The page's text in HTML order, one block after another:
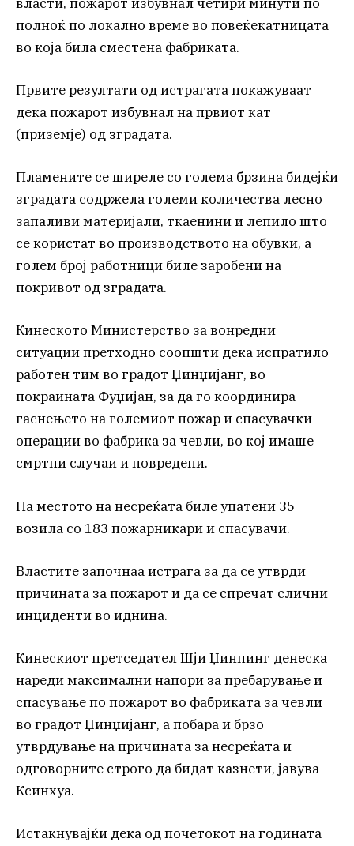
полноќ по локално време во повеќекатницата
во која била сместена фабриката.
Првите резултати од истрагата покажуваат
дека пожарот избувнал на првиот кат
(приземје) од зградата.
Пламените се ширеле со голема брзина бидејќи
зградата содржела големи количества лесно
запаливи материјали, ткаенини и лепило што
се користат во производството на обувки, а
голем број работници биле заробени на
покривот од зградата.
Кинеското Министерство за вонредни
ситуации претходно соопшти дека испратило
работен тим во градот Џинџијанг, во
покраината Фуџијан, за да го координира
гаснењето на големиот пожар и спасувачки
операции во фабрика за чевли, во кој имаше
смртни случаи и повредени.
На местото на несреќата биле упатени 35
возила со 183 пожарникари и спасувачи.
Властите започнаа истрага за да се утврди
причината за пожарот и да се спречат слични
инциденти во иднина.
Кинескиот претседател Шји Џинпинг денеска
нареди максимални напори за пребарување и
спасување по пожарот во фабриката за чевли
во градот Џинџијанг, а побара и брзо
утврдување на причината за несреќата и
одговорните строго да бидат казнети, јавува
Ксинхуа.
Истакнувајќи дека од почетокот на годината